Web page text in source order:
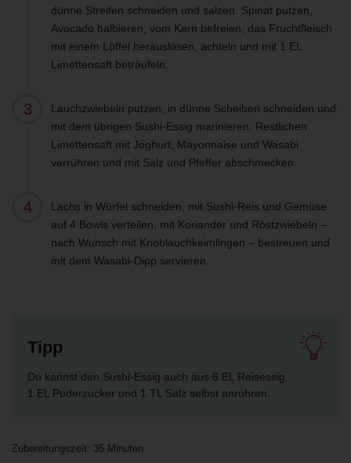
dünne Streifen schneiden und salzen. Spinat putzen,
Avocado halbieren, vom Kern befreien, das Fruchtfleisch
mit einem Löffel herauslösen, achteln und mit 1 EL
Limettensaft beträufeln.
Lauchzwiebeln putzen, in dünne Scheiben schneiden und
mit dem übrigen Sushi-Essig marinieren. Restlichen
Limettensaft mit Joghurt, Mayonnaise und Wasabi
verrühren und mit Salz und Pfeffer abschmecken.
Lachs in Würfel schneiden, mit Sushi-Reis und Gemüse
auf 4 Bowls verteilen, mit Koriander und Röstzwiebeln –
nach Wunsch mit Knoblauchkeimlingen – bestreuen und
mit dem Wasabi-Dipp servieren.
Tipp
Du kannst den Sushi-Essig auch aus 6 EL Reisessig,
1 EL Puderzucker und 1 TL Salz selbst anrühren.
Zubereitungszeit: 35 Minuten